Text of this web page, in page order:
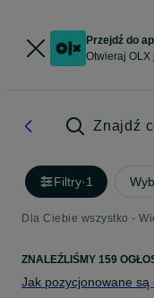
Przejdź do
Otwieraj
Znajdź
Filtry·1
Dla Ciebie wszystko -
ZNALEŹLIŚMY 159
Jak pozycjonowane są